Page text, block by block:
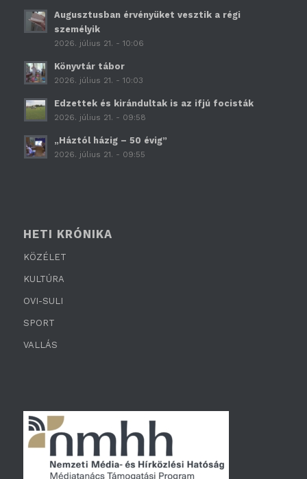
Augusztusban érvényüket vesztik a régi
személyik
2026. július 21. - 10:06
Könyvtár tábor
2026. július 21. - 10:03
Edzettek és kirándultak is az ifjú focisták
2026. július 21. - 09:58
„Háztól házig – 50 évig”
2026. július 21. - 09:55
HETI KRÓNIKA
KÖZÉLET
KULTÚRA
OVI-SULI
SPORT
VALLÁS